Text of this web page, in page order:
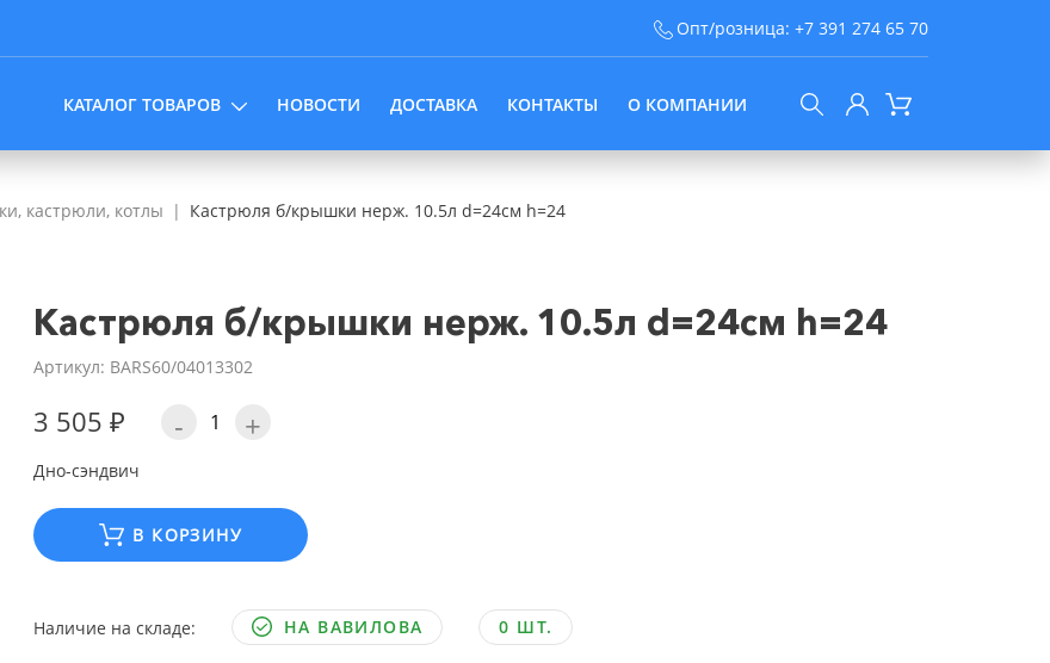
Опт/розница: +7 391 274 65 70
КАТАЛОГ ТОВАРОВ НОВОСТИ ДОСТАВКА КОНТАКТЫ О КОМПАНИИ
кастрюли, котлы Кастрюля б/крышки нерж. 10.5л d=24см h=24
Кастрюля б/крышки нерж. 10.5л d=24см h=24
Артикул: BARS60/04013302
3 505 ₽ - +
Дно-сэндвич
В КОРЗИНУ
Наличие на складе: НА ВАВИЛОВА 0 ШТ.